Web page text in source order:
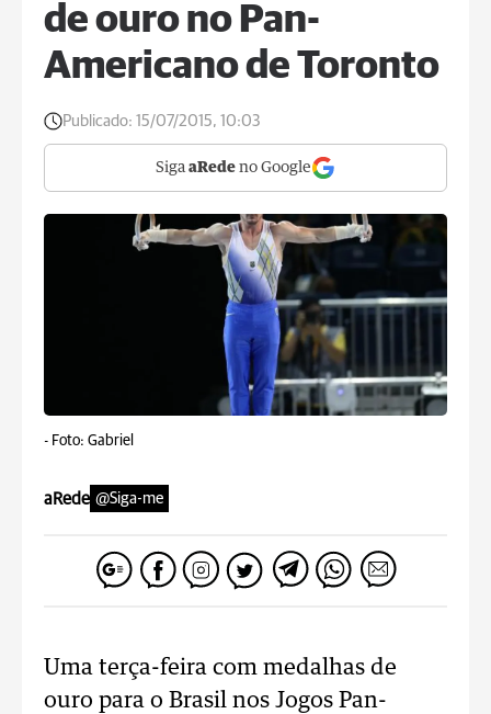
de ouro no Pan-
Americano de Toronto
Publicado: 15/07/2015, 10:03
Siga aRede no Google
- Foto: Gabriel
aRede @Siga-me
Uma terça-feira com medalhas de
ouro para o Brasil nos Jogos Pan-